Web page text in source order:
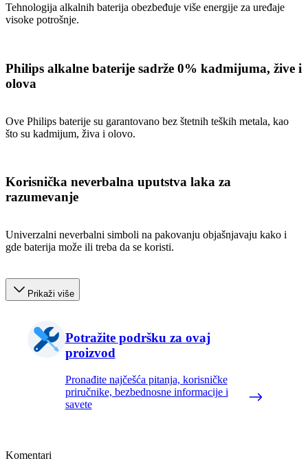
Tehnologija alkalnih baterija obezbeđuje više energije za uređaje
visoke potrošnje.
Philips alkalne baterije sadrže 0% kadmijuma, žive i
olova
Ove Philips baterije su garantovano bez štetnih teških metala, kao
što su kadmijum, živa i olovo.
Korisnička neverbalna uputstva laka za
razumevanje
Univerzalni neverbalni simboli na pakovanju objašnjavaju kako i
gde baterija može ili treba da se koristi.
Prikaži više
Potražite podršku za ovaj
proizvod
Pronađite najčešća pitanja, korisničke
priručnike, bezbednosne informacije i
savete
Komentari